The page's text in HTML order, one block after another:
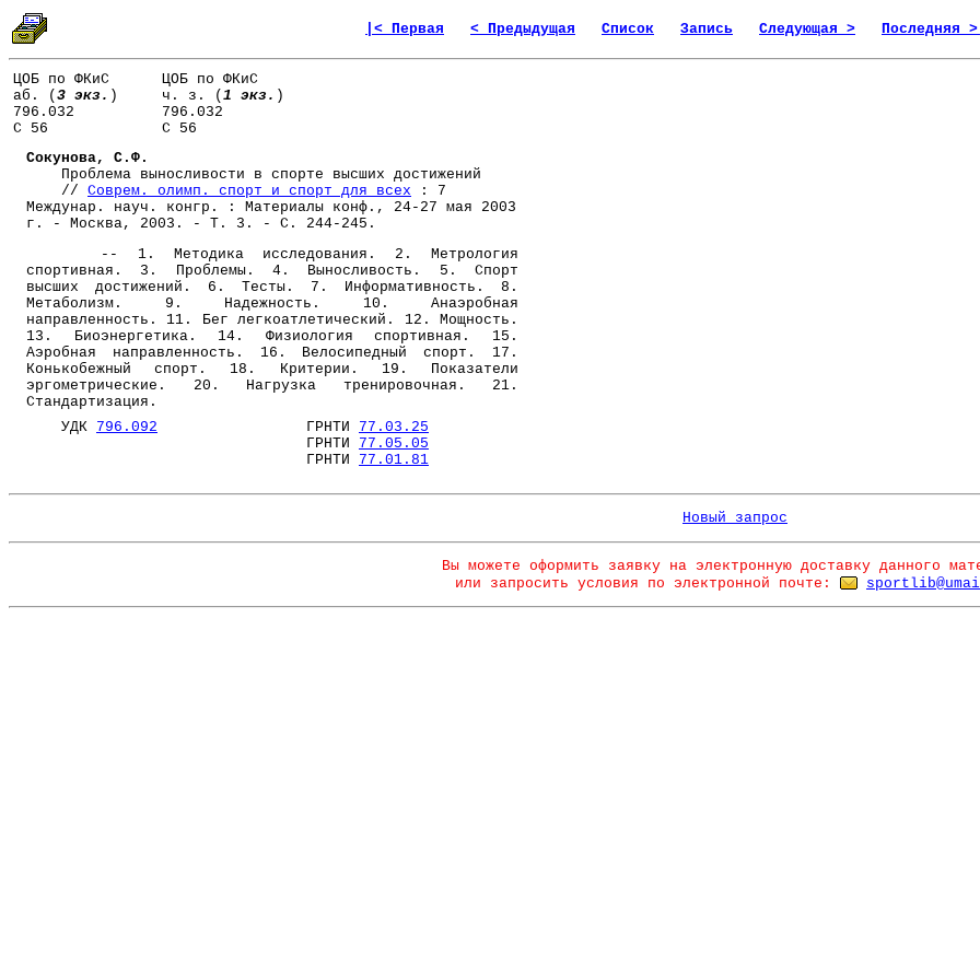
|< Первая < Предыдущая Список Запись Следующая > Последняя >|
ЦОБ по ФКиС
аб. ( 3 экз. )
796.032
С 56
ЦОБ по ФКиС
ч. з. ( 1 экз. )
796.032
С 56
Сокунова, С.Ф.
Проблема выносливости в спорте высших достижений
// Соврем. олимп. спорт и спорт для всех : 7
Междунар. науч. конгр. : Материалы конф., 24-27 мая 2003
г. - Москва, 2003. - Т. 3. - С. 244-245.
-- 1. Методика исследования. 2. Метрология
спортивная. 3. Проблемы. 4. Выносливость. 5. Спорт
высших достижений. 6. Тесты. 7. Информативность. 8.
Метаболизм. 9. Надежность. 10. Анаэробная
направленность. 11. Бег легкоатлетический. 12. Мощность.
13. Биоэнергетика. 14. Физиология спортивная. 15.
Аэробная направленность. 16. Велосипедный спорт. 17.
Конькобежный спорт. 18. Критерии. 19. Показатели
эргометрические. 20. Нагрузка тренировочная. 21.
Стандартизация.
УДК 796.092 ГРНТИ 77.03.25
ГРНТИ 77.05.05
ГРНТИ 77.01.81
Новый запрос
Вы можете оформить заявку на электронную доставку данного
или запросить условия по электронной почте: